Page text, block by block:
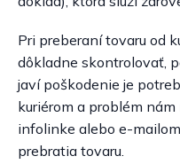
Pri preberaní tovaru od
dôkladne skontrolovať,
javí poškodenie je
kuriérom a problém
infolinke alebo e-
prebratia tovaru.